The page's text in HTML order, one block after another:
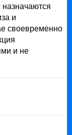
назначаются
и
своевременно
и не